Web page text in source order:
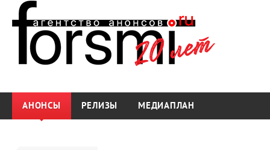
АНОНСЫ РЕЛИЗЫ МЕДИАПЛАН